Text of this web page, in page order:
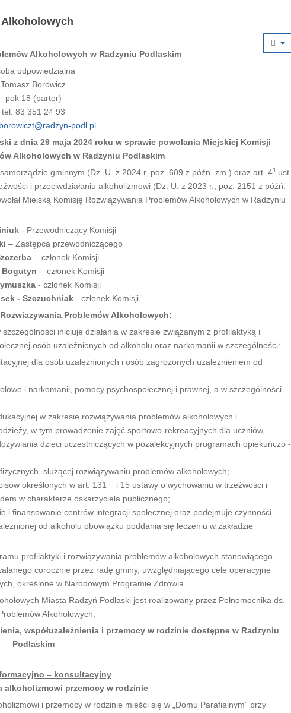
Alkoholowych w Radzyniu Podlaskim
odpowiedzialna
Tomasz Borowicz
pok 18 (parter)
tel: 83 351 24 93
borowiczt@radzyn-podl.pl
z dnia 29 maja 2024 roku w sprawie powołania Miejskiej Komisji
Alkoholowych w Radzyniu Podlaskim
gminnym (Dz. U. z 2024 r. poz. 609 z późn. zm.) oraz art. 41 ust.
i przeciwdziałaniu alkoholizmowi (Dz. U. z 2023 r., poz. 2151 z późń.
Miejską Komisję Rozwiązywania Problemów Alkoholowych w Radzyniu
- Przewodniczący Komisji
– Zastępca przewodniczącego
- członek Komisji
Bogutyn - członek Komisji
- członek Komisji
- Szczuchniak - członek Komisji
Problemów Alkoholowych:
inicjuje działania w zakresie związanym z profilaktyką i
osób uzależnionych od alkoholu oraz narkomanii w szczególności:
dla osób uzależnionych i osób zagrożonych uzależnieniem od
i narkomanii, pomocy psychospołecznej i prawnej, a w szczególności
w zakresie rozwiązywania problemów alkoholowych i
w tym prowadzenie zajęć sportowo-rekreacyjnych dla uczniów,
dzieci uczestniczących w pozalekcyjnych programach opiekuńczo -
służącej rozwiązywaniu problemów alkoholowych;
określonych w art. 131 i 15 ustawy o wychowaniu w trzeźwości i
w charakterze oskarżyciela publicznego;
finansowanie centrów integracji społecznej oraz podejmuje czynności
od alkoholu obowiązku poddania się leczeniu w zakładzie
profilaktyki i rozwiązywania problemów alkoholowych stanowiącego
corocznie przez radę gminy, uwzględniającego cele operacyjne
określone w Narodowym Programie Zdrowia.
Miasta Radzyń Podlaski jest realizowany przez Pełnomocnika ds.
Alkoholowych.
współuzależnienia i przemocy w rodzinie dostępne w Radzyniu
Podlaskim
– konsultacyjny
alkoholizmowi przemocy w rodzinie
i przemocy w rodzinie mieści się w „Domu Parafialnym” przy